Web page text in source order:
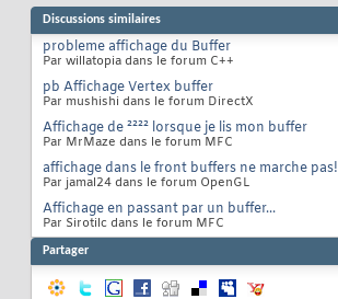
39
Discussions similaires
probleme affichage du Buffer
Par willatopia dans le forum C++
pb Affichage Vertex buffer
Par mushishi dans le forum DirectX
Affichage de ²²²² lorsque je lis mon buffer
Par MrMaze dans le forum MFC
affichage dans le front buffers ne marche pas!
Par jamal24 dans le forum OpenGL
Affichage en passant par un buffer...
Par Sirotilc dans le forum MFC
Partager